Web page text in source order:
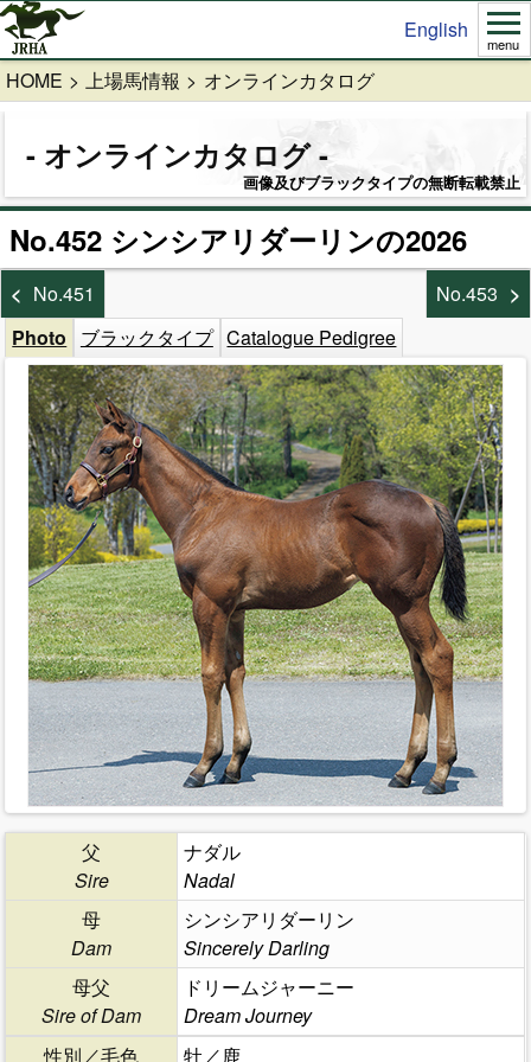
English
menu
HOME 上場馬情報 オンラインカタログ
オンラインカタログ
画像及びブラックタイプの無断転載禁止
No.452 シンシアリダーリンの2026
No.451
No.453
Photo
ブラックタイプ Catalogue Pedigree
父
Sire
ナダル
Nadal
母
Dam
シンシアリダーリン
Sincerely Darling
母父
Sire of Dam
ドリームジャーニー
Dream Journey
性別／毛色
牡／鹿